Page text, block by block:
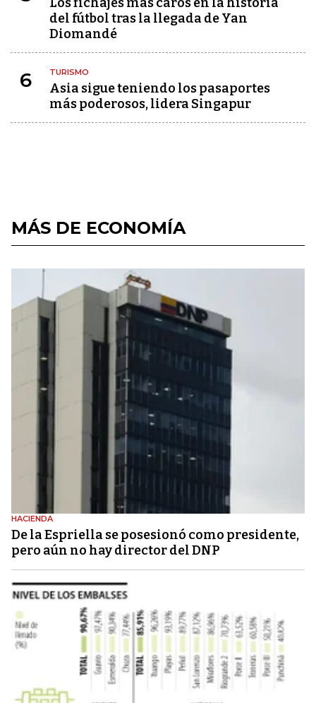
del fútbol tras la llegada de Yan
Diomandé
6 TURISMO
Asia sigue teniendo los pasaportes
más poderosos, lidera Singapur
MÁS DE ECONOMÍA
HACIENDA
De la Espriella se posesionó como presidente,
pero aún no hay director del DNP